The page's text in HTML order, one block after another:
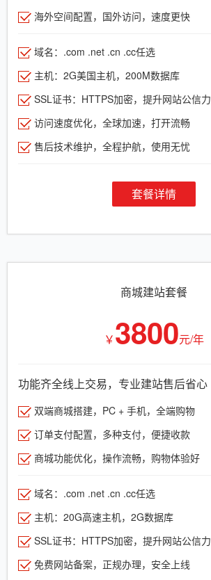
海外空间配置，国外访问，速度更快
域名：.com .net .cn .cc任选
主机：2G美国主机，200M数据库
SSL证书：HTTPS加密，提升网站公信力
访问速度优化，全球加速，打开流畅
售后技术维护，全程护航，使用无忧
套餐详情
商城建站套餐
￥3800元/年
功能齐全线上交易，专业建站售后省心
双端商城搭建，PC + 手机，全端购物
订单支付配置，多种支付，便捷收款
商城功能优化，操作流畅，购物体验好
域名：.com .net .cn .cc任选
主机：20G高速主机，2G数据库
SSL证书：HTTPS加密，提升网站公信力
免费网站备案，正规办理，安全上线